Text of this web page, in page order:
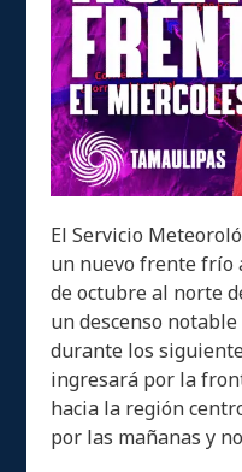
El Servicio
un nuevo frente frío
de octubre al norte
un descenso
durante los
ingresará por la
hacia la región
por las mañanas y